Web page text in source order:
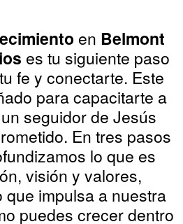
en Belmont
es tu siguiente paso
fe y conectarte. Este
para capacitarte a
seguidor de Jesús
En tres pasos
lo que es
visión y valores,
impulsa a nuestra
puedes crecer dentro